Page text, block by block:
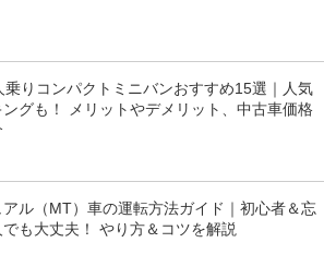
乗りコンパクトミニバンおすすめ15選｜人気
ングも！ メリットやデメリット、中古車価格
アル（MT）車の運転方法ガイド｜初心者＆忘
も大丈夫！ やり方＆コツを解説